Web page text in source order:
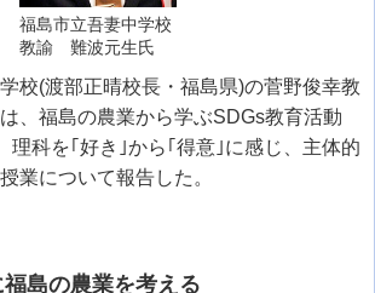
福島市立吾妻中学校
教諭 難波元生氏
校(渡部正晴校長・福島県)の菅野俊幸教
、福島の農業から学ぶSDGs教育活動
理科を｢好き｣から｢得意｣に感じ、主体的
業について報告した。
島の農業を考える